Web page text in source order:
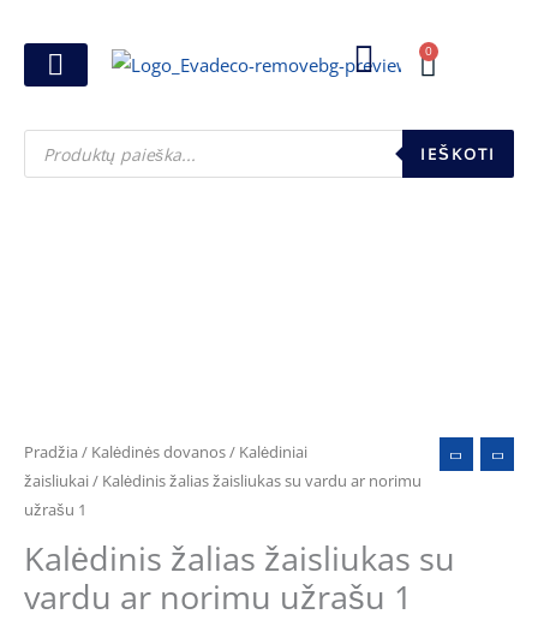
prie
turinio
0
Cart
Products
search IEŠKOTI
Pradžia / Kalėdinės dovanos/ Kalėdiniai
žaisliukai/ Kalėdinis žalias žaisliukas su vardu ar norimu
užrašu 1
Kalėdinis žalias žaisliukas su
vardu ar norimu užrašu 1
su
vardu
ar
norimu
užrašu
1